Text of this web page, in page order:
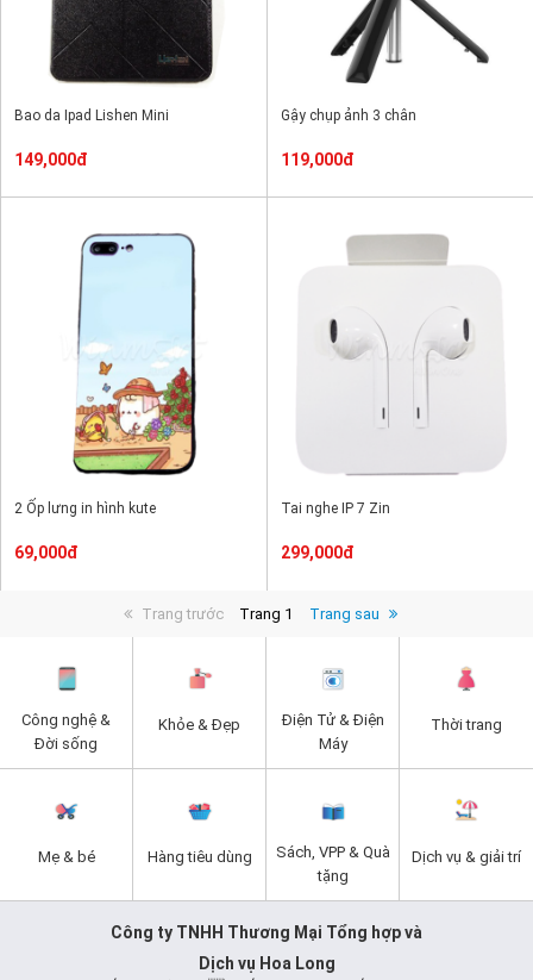
Bao da Ipad Lishen Mini
149,000đ
Gậy chụp ảnh 3 chân
119,000đ
2 Ốp lưng in hình kute
69,000đ
Tai nghe IP 7 Zin
299,000đ
Trang trước Trang 1 Trang sau
Công nghệ &
Đời sống
Khỏe & Đẹp
Điện Tử & Điện
Máy
Thời trang
Mẹ & bé Hàng tiêu dùng
Sách, VPP & Quà
tặng
Dịch vụ & giải trí
Công ty TNHH Thương Mại Tổng hợp và
Dịch vụ Hoa Long